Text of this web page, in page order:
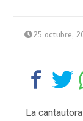
25 octubre,
La